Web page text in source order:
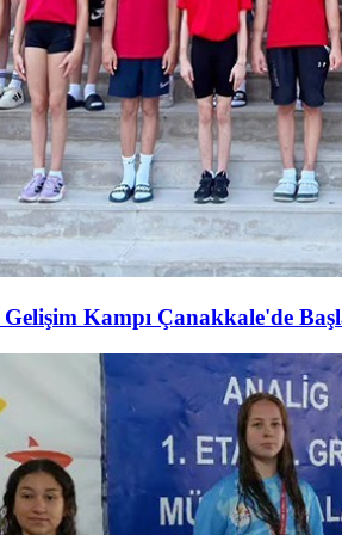
Kampı Çanakkale'de